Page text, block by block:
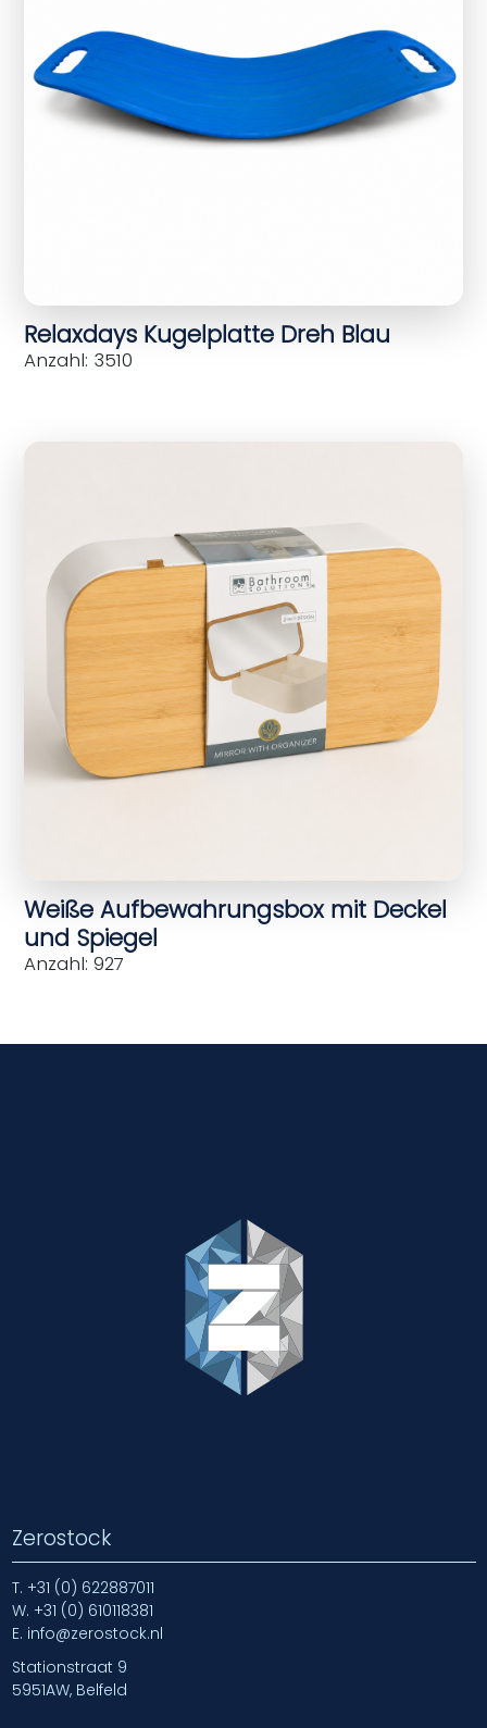
Relaxdays Kugelplatte Dreh Blau
Anzahl: 3510
Weiße Aufbewahrungsbox mit Deckel
und Spiegel
Anzahl: 927
Zerostock
T. +31 (0) 622887011
W. +31 (0) 610118381
E. info@zerostock.nl
Stationstraat 9
5951AW, Belfeld